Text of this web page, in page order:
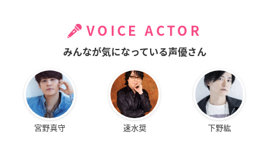
VOICE ACTOR
みんなが気になっている声優さん
宮野真守 速水奨 下野紘